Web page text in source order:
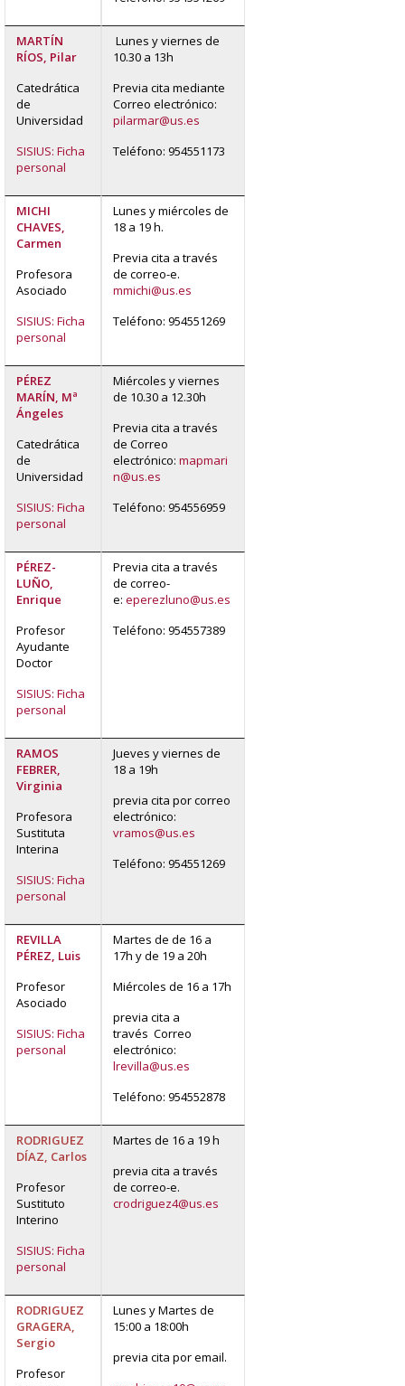
MARTÍN
RÍOS, Pilar
Catedrática
de
Universidad
SISIUS: Ficha
personal
Lunes y viernes de
10.30 a 13h
Previa cita mediante
Correo electrónico:
pilarmar@us.es
Teléfono: 954551173
MICHI
CHAVES,
Carmen
Profesora
Asociado
SISIUS: Ficha
personal
Lunes y miércoles de
18 a 19 h.
Previa cita a través
de correo-e.
mmichi@us.es
Teléfono: 954551269
PÉREZ
MARÍN, Mª
Ángeles
Catedrática
de
Universidad
SISIUS: Ficha
personal
Miércoles y viernes
de 10.30 a 12.30h
Previa cita a través
de Correo
electrónico: mapmari
n@us.es
Teléfono: 954556959
PÉREZ-
LUÑO,
Enrique
Profesor
Ayudante
Doctor
SISIUS: Ficha
personal
Previa cita a través
de correo-
e: eperezluno@us.es
Teléfono: 954557389
RAMOS
FEBRER,
Virginia
Profesora
Sustituta
Interina
SISIUS: Ficha
personal
Jueves y viernes de
18 a 19h
previa cita por correo
electrónico:
vramos@us.es
Teléfono: 954551269
REVILLA
PÉREZ, Luis
Profesor
Asociado
SISIUS: Ficha
personal
Martes de de 16 a
17h y de 19 a 20h
Miércoles de 16 a 17h
previa cita a
través Correo
electrónico:
lrevilla@us.es
Teléfono: 954552878
RODRIGUEZ
DÍAZ, Carlos
Profesor
Sustituto
Interino
SISIUS: Ficha
personal
Martes de 16 a 19 h
previa cita a través
de correo-e.
crodriguez4@us.es
RODRIGUEZ
GRAGERA,
Sergio
Profesor
Lunes y Martes de
15:00 a 18:00h
previa cita por email.